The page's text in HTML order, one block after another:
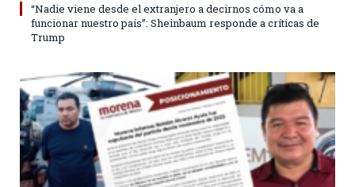
“Nadie viene desde el extranjero a decirnos cómo va a
funcionar nuestro país”: Sheinbaum responde a críticas de
Trump